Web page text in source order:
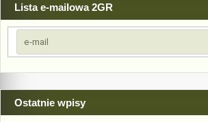
Lista e-mailowa 2GR
Ostatnie wpisy